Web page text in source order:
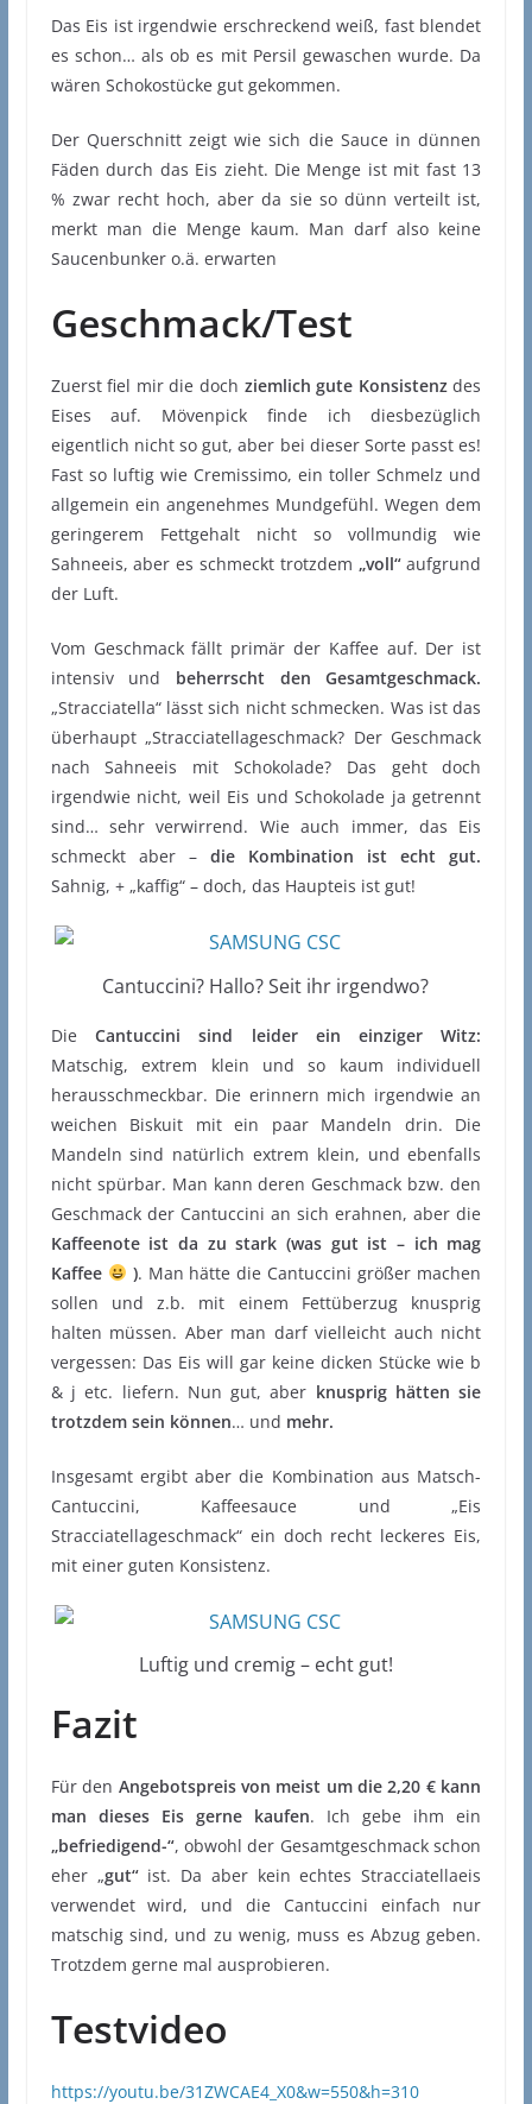
Das Eis ist irgendwie erschreckend weiß, fast blendet
es schon… als ob es mit Persil gewaschen wurde. Da
wären Schokostücke gut gekommen.
Der Querschnitt zeigt wie sich die Sauce in dünnen
Fäden durch das Eis zieht. Die Menge ist mit fast 13
% zwar recht hoch, aber da sie so dünn verteilt ist,
merkt man die Menge kaum. Man darf also keine
Saucenbunker o.ä. erwarten
Geschmack/Test
Zuerst fiel mir die doch ziemlich gute Konsistenzdes
Eises auf. Mövenpick finde ich diesbezüglich
eigentlich nicht so gut, aber bei dieser Sorte passt es!
Fast so luftig wie Cremissimo, ein toller Schmelz und
allgemein ein angenehmes Mundgefühl. Wegen dem
geringerem Fettgehalt nicht so vollmundig wie
Sahneeis, aber es schmeckt trotzdem „voll“aufgrund
der Luft.
Vom Geschmack fällt primär der Kaffee auf. Der ist
intensiv und beherrscht den Gesamtgeschmack.
„Stracciatella“ lässt sich nicht schmecken. Was ist das
überhaupt „Stracciatellageschmack? Der Geschmack
nach Sahneeis mit Schokolade? Das geht doch
irgendwie nicht, weil Eis und Schokolade ja getrennt
sind… sehr verwirrend. Wie auch immer, das Eis
schmeckt aber – die Kombination ist echt gut.
Sahnig, + „kaffig“ – doch, das Haupteis ist gut!
Cantuccini? Hallo? Seit ihr irgendwo?
Die Cantuccini sind leider ein einziger Witz:
Matschig, extrem klein und so kaum individuell
herausschmeckbar. Die erinnern mich irgendwie an
weichen Biskuit mit ein paar Mandeln drin. Die
Mandeln sind natürlich extrem klein, und ebenfalls
nicht spürbar. Man kann deren Geschmack bzw. den
Geschmack der Cantuccini an sich erahnen, aber die
Kaffeenote ist da zu stark (was gut ist – ich mag
Kaffee
). Man hätte die Cantuccini größer machen
sollen und z.b. mit einem Fettüberzug knusprig
halten müssen. Aber man darf vielleicht auch nicht
vergessen: Das Eis will gar keine dicken Stücke wie b
& j etc. liefern. Nun gut, aber knusprig hätten sie
trotzdem sein können… und mehr.
Insgesamt ergibt aber die Kombination aus Matsch-
Cantuccini, Kaffeesauce und „Eis
Stracciatellageschmack“ ein doch recht leckeres Eis,
mit einer guten Konsistenz.
Luftig und cremig – echt gut!
Fazit
Für den Angebotspreis von meist um die 2,20 € kann
man dieses Eis gerne kaufen. Ich gebe ihm ein
„befriedigend-“, obwohl der Gesamtgeschmack schon
eher „gut“ist. Da aber kein echtes Stracciatellaeis
verwendet wird, und die Cantuccini einfach nur
matschig sind, und zu wenig, muss es Abzug geben.
Trotzdem gerne mal ausprobieren.
Testvideo
https://youtu.be/31ZWCAE4_X0&w=550&h=310